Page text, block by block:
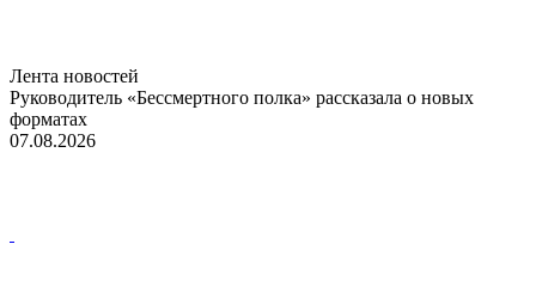
Лента новостей
Руководитель «Бессмертного полка» рассказала о новых
форматах
07.08.2026